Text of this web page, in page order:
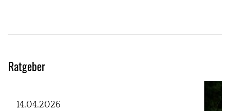
Ratgeber
14.04.2026